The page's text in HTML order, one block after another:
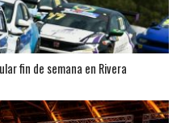
fin de semana en Rivera